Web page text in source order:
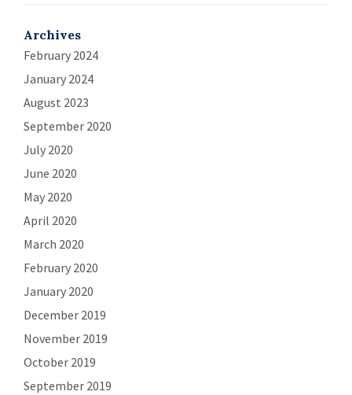
Archives
February 2024
January 2024
August 2023
September 2020
July 2020
June 2020
May 2020
April 2020
March 2020
February 2020
January 2020
December 2019
November 2019
October 2019
September 2019